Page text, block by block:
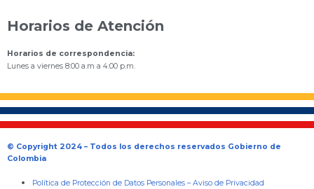
Horarios de Atención
Horarios de correspondencia:
Lunes a viernes 8:00 a.m a 4:00 p.m.
© Copyright 2024 – Todos los derechos reservados Gobierno de
Colombia
Política de Protección de Datos Personales –Aviso de Privacidad